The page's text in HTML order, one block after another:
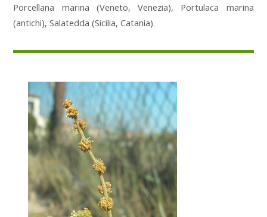
Porcellana marina (Veneto, Venezia), Portulaca marina
(antichi), Salatedda (Sicilia, Catania).